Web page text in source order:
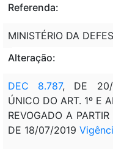
Referenda:
MINISTÉRIO DA
Alteração:
DEC 8.787, DE 20/
ÚNICO DO ART. 1º E
REVOGADO A
DE 18/07/2019